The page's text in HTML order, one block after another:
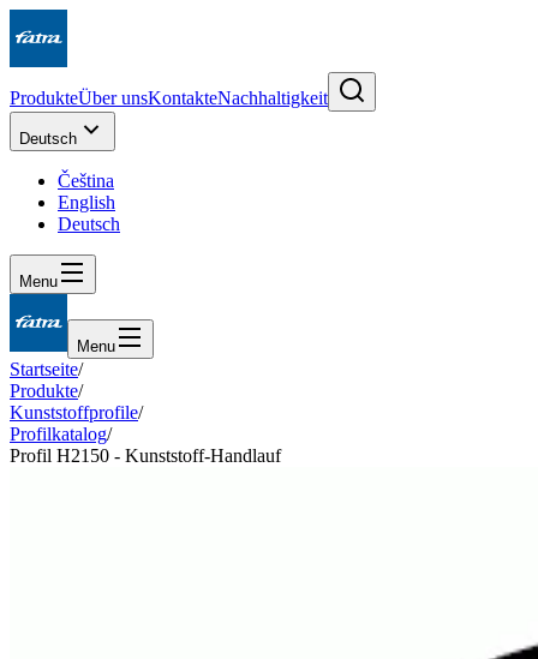
ProdukteÜber unsKontakteNachhaltigkeit
Deutsch
Čeština
English
Deutsch
Menu
Menu
Startseite/
Produkte/
Kunststoffprofile/
Profilkatalog/
Profil H2150 - Kunststoff-Handlauf